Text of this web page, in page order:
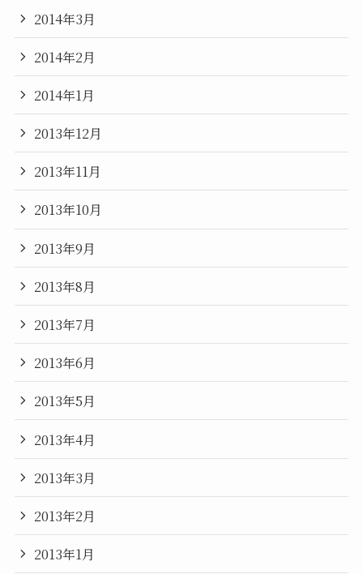
2014年3月
2014年2月
2014年1月
2013年12月
2013年11月
2013年10月
2013年9月
2013年8月
2013年7月
2013年6月
2013年5月
2013年4月
2013年3月
2013年2月
2013年1月